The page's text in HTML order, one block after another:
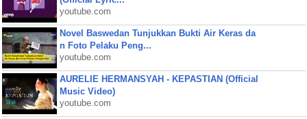
youtube.com
Novel Baswedan Tunjukkan Bukti Air Keras da
n Foto Pelaku Peng...
youtube.com
AURELIE HERMANSYAH - KEPASTIAN (Official
Music Video)
youtube.com